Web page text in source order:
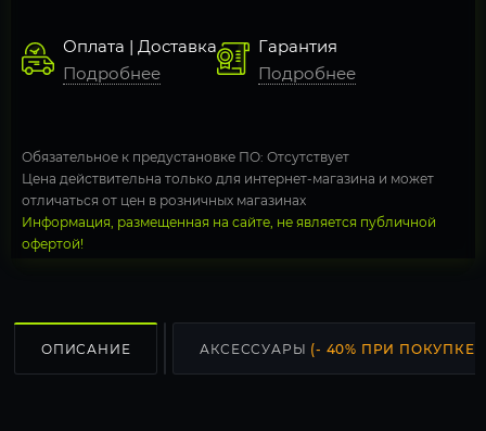
Оплата | Доставка
Подробнее
Гарантия
Подробнее
Обязательное к предустановке ПО: Отсутствует
Цена действительна только для интернет-магазина и может
отличаться от цен в розничных магазинах
Информация, размещенная на сайте, не является публичной
офертой!
ОПИСАНИЕ АКСЕССУАРЫ (- 40% ПРИ ПОКУПКЕ